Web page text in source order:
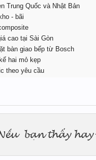
Trung Quốc và Nhật Bản
- bãi
cao tại Sài Gòn
bàn giao bếp từ Bosch
hai mỏ kẹp
theo yêu cầu